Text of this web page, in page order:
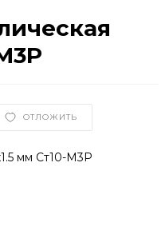
ОТЛОЖИТЬ